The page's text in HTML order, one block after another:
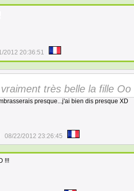
2012 20:36:51
très belle la fille Oo
presque...j'ai bien dis presque XD
08/22/2012 23:26:45
!!!